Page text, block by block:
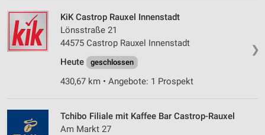
❯
KiK Castrop Rauxel Innenstadt
Lönsstraße 21
44575 Castrop Rauxel Innenstadt
Heute
geschlossen
430,67 km • Angebote: 1 Prospekt
Tchibo Filiale mit Kaffee Bar Castrop-Rauxel
Am Markt 27